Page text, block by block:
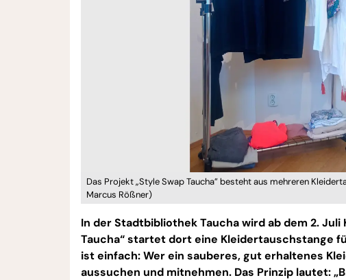
Das Projekt „Style Swap Taucha” besteht aus mehreren
Marcus Rößner)
In der Stadtbibliothek Taucha wird ab dem 2.
Taucha“ startet dort eine Kleidertauschstange
ist einfach: Wer ein sauberes, gut erhaltenes
aussuchen und mitnehmen. Das Prinzip lautet: